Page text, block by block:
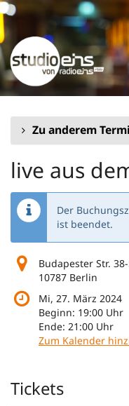
Zum
Inhalt
springen
Zu anderem
live aus
Der
ist beendet.
Budapester Str.
10787 Berlin
Mi, 27. März 2024
Beginn: 19:00 Uhr
Ende: 21:00 Uhr
Zum Kalender
Produkte
Tickets